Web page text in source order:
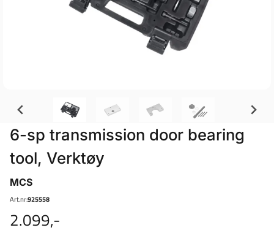
6-sp transmission door bearing
tool, Verktøy
MCS
Art.nr:925558
2.099,-